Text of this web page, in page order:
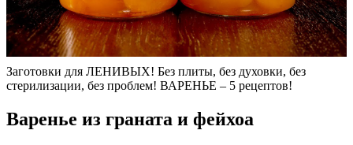
Заготовки для ЛЕНИВЫХ! Без плиты, без духовки, без
стерилизации, без проблем! ВАРЕНЬЕ – 5 рецептов!
Варенье из граната и фейхоа